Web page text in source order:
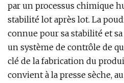
par un processus chimique
stabilité lot après lot. La
connue pour sa stabilité et
un système de contrôle de
clé de la fabrication du
convient à la presse sèche,